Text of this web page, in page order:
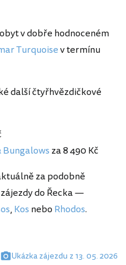
v dobře hodnoceném
Turquoisev termínu
další čtyřhvězdičkové
za 8 490 Kč
za podobně
do Řecka —
, Kos nebo Rhodos.
Ukázka zájezdu z 13. 05. 2026